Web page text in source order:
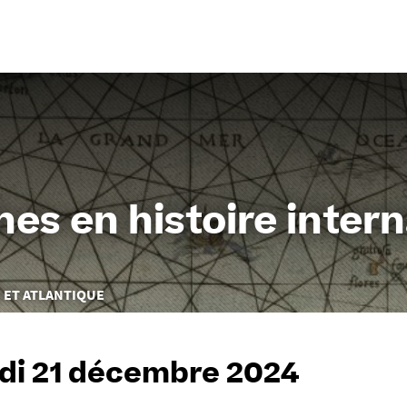
en histoire
ATLANTIQUE
21 décembre 2024